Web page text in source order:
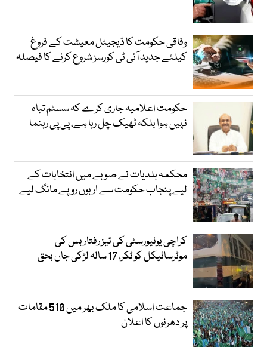
وفاقی حکومت کا ڈیجیٹل معیشت کے فروغ
کیلئے جدید آئی ٹی کورسز شروع کرنے کا فیصلہ
حکومت اعلامیہ جاری کرے کہ سسٹم تباہ
نہیں ہوا بلکہ ٹھیک چل رہا ہے، پی پی رہنما
محکمہ بلدیات نے صوبے میں انتخابات کے
لیے پنجاب حکومت سے اربوں روپے مانگ لیے
کراچی یونیورسٹی کی تیز رفتار بس کی
موٹرسائیکل کو ٹکر، 17 سالہ لڑکی جاں بحق
جماعت اسلامی کا ملک بھر میں 510 مقامات
پر دھرنوں کا اعلان